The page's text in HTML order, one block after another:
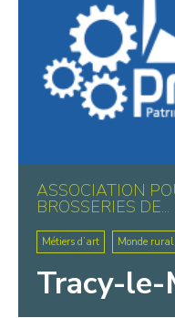
ASSOCIATION
BROSSERIES DE...
Métiers d’art Monde rural
Tracy-